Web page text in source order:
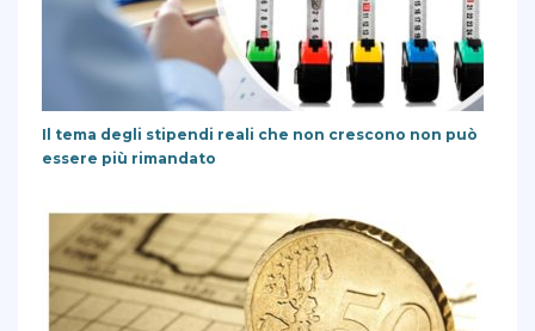
Il tema degli stipendi reali che non crescono non può
essere più rimandato